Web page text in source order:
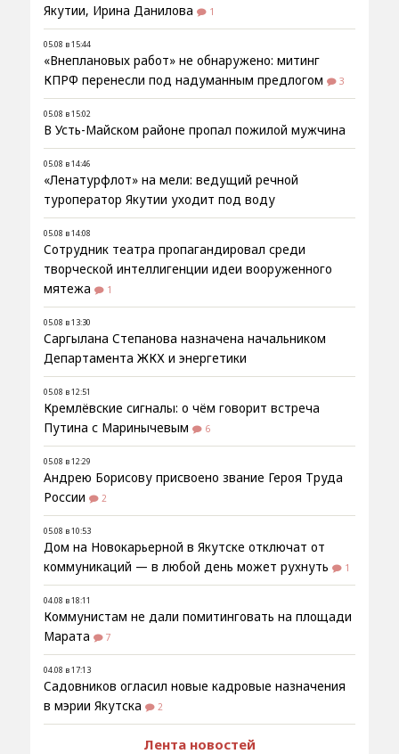
Якутии, Ирина Данилова
1
05.08 в 15:44
«Внеплановых работ» не обнаружено: митинг
КПРФ перенесли под надуманным предлогом
3
05.08 в 15:02
В Усть-Майском районе пропал пожилой мужчина
05.08 в 14:46
«Ленатурфлот» на мели: ведущий речной
туроператор Якутии уходит под воду
05.08 в 14:08
Сотрудник театра пропагандировал среди
творческой интеллигенции идеи вооруженного
мятежа
1
05.08 в 13:30
Саргылана Степанова назначена начальником
Департамента ЖКХ и энергетики
05.08 в 12:51
Кремлёвские сигналы: о чём говорит встреча
Путина с Маринычевым
6
05.08 в 12:29
Андрею Борисову присвоено звание Героя Труда
России
2
05.08 в 10:53
Дом на Новокарьерной в Якутске отключат от
коммуникаций — в любой день может рухнуть
1
04.08 в 18:11
Коммунистам не дали помитинговать на площади
Марата
7
04.08 в 17:13
Садовников огласил новые кадровые назначения
в мэрии Якутска
2
Лента новостей